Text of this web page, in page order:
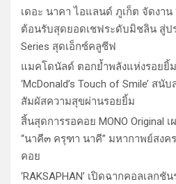
เดอะ นาคา ไอแลนด์ ภูเก็ต จัดงาน
ต้อนรับสุดยอดเชฟระดับมิชลิน สู่ป
Series สุดเอ็กซ์คลูซีฟ
แมคโดนัลด์ ตอกย้ำพลังแห่งรอยยิ้
‘McDonald’s Touch of Smile’ ส
สัมผัสความสุขผ่านรอยยิ้ม
สิ้นสุดการรอคอย MONO Original
“นาคี๓ ครุฑา นาคี” มหากาพย์สง
คอย
‘RAKSAPHAN’ เปิดฉากคอลเลก